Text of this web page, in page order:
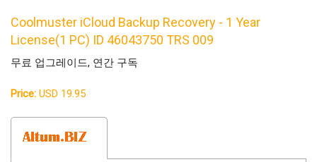
Coolmuster iCloud Backup Recovery - 1 Year
License(1 PC) ID 46043750 TRS 009
무료 업그레이드, 연간 구독
Price: USD 19.95